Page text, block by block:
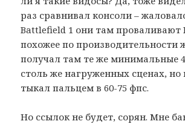
раз сравнивал консоли –
Battlefield 1 они там проваливают
похожее по производительности
получал там те же минимальные
столь же нагруженных сценах, но
тыкал пальцем в 60-75 фпс.
Но ссылок не будет, сорян. Мне